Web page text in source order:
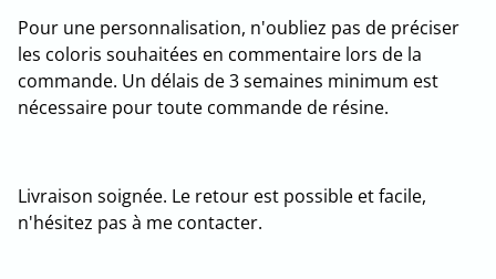
Pour une personnalisation, n'oubliez pas de préciser
les coloris souhaitées en commentaire lors de la
commande. Un délais de 3 semaines minimum est
nécessaire pour toute commande de résine.
Livraison soignée. Le retour est possible et facile,
n'hésitez pas à me contacter.